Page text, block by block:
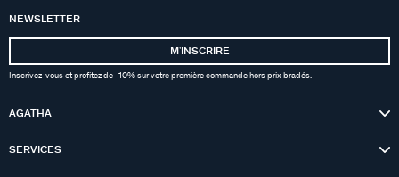
NEWSLETTER
MʼINSCRIRE
Inscrivez-vous et profitez de -10% sur votre première commande hors prix bradés.
AGATHA
SERVICES